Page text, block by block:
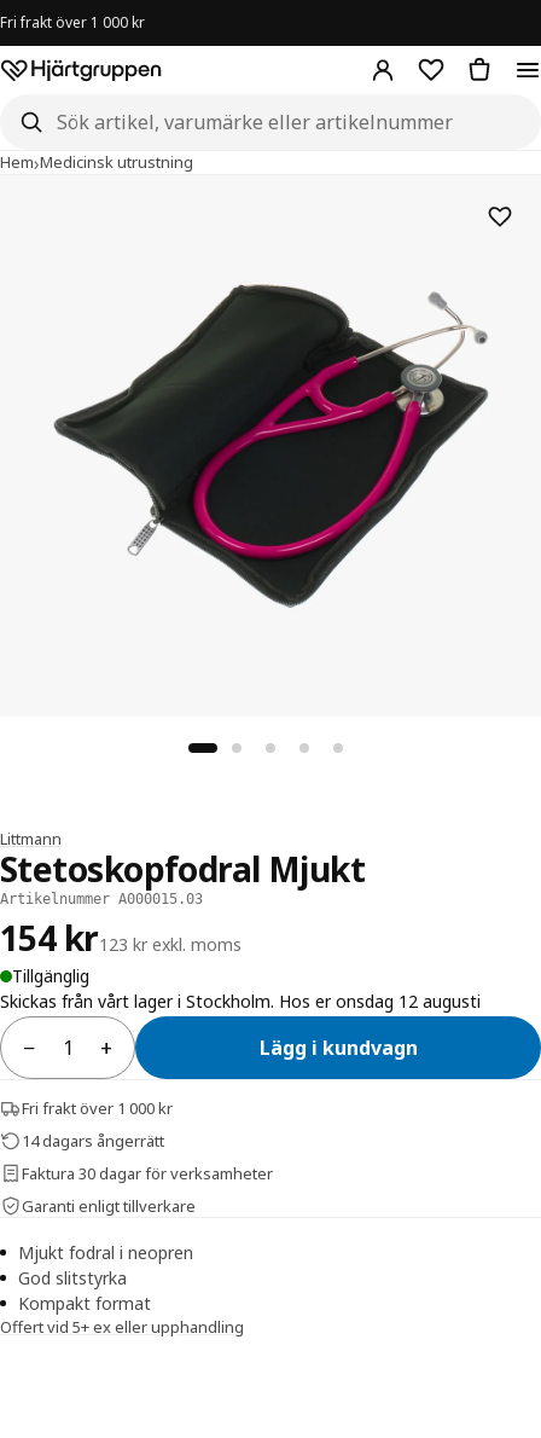
Fri frakt över 1 000 kr
Hjärtgruppen – startsida
Sök i butiken
Hem›Medicinsk utrustning
›Stetoskopfodral Mjukt
Littmann
Stetoskopfodral Mjukt
Artikelnummer A000015.03
154 kr123 kr exkl. moms
Tillgänglig
Skickas från vårt lager i Stockholm. Hos er onsdag 12 augusti
− + Lägg i kundvagn
Fri frakt över 1 000 kr
14 dagars ångerrätt
Faktura 30 dagar för verksamheter
Garanti enligt tillverkare
Mjukt fodral i neopren
God slitstyrka
Kompakt format
Offert vid 5+ ex eller upphandling